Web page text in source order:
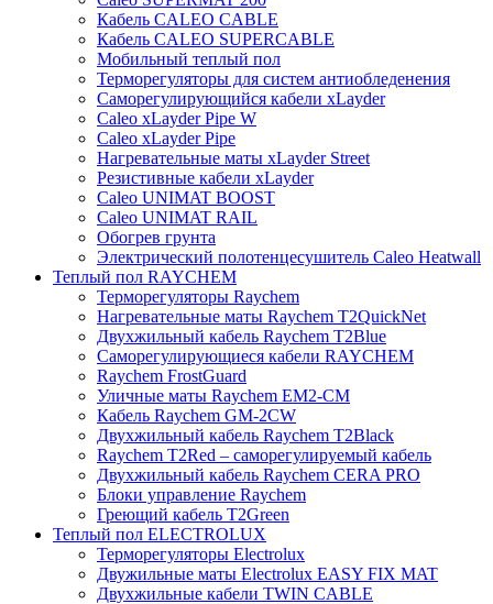
Кабель CALEO CABLE
Кабель CALEO SUPERCABLE
Мобильный теплый пол
Терморегуляторы для систем антиобледенения
Саморегулирующийся кабели xLayder
Caleo xLayder Pipe W
Caleo xLayder Pipe
Нагревательные маты xLayder Street
Резистивные кабели xLayder
Caleo UNIMAT BOOST
Caleo UNIMAT RAIL
Обогрев грунта
Электрический полотенцесушитель Caleo Heatwall
Теплый пол RAYCHEM
Терморегуляторы Raychem
Нагревательные маты Raychem T2QuickNet
Двухжильный кабель Raychem T2Blue
Саморегулирующиеся кабели RAYCHEM
Raychem FrostGuard
Уличные маты Raychem EM2-CM
Кабель Raychem GM-2CW
Двухжильный кабель Raychem T2Black
Raychem T2Red – саморегулируемый кабель
Двухжильный кабель Raychem CERA PRO
Блоки управление Raychem
Греющий кабель T2Green
Теплый пол ELECTROLUX
Терморегуляторы Electrolux
Двужильные маты Electrolux EASY FIX MAT
Двухжильные кабели TWIN CABLE